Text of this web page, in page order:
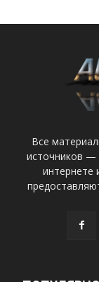
Все
источников —
интернете